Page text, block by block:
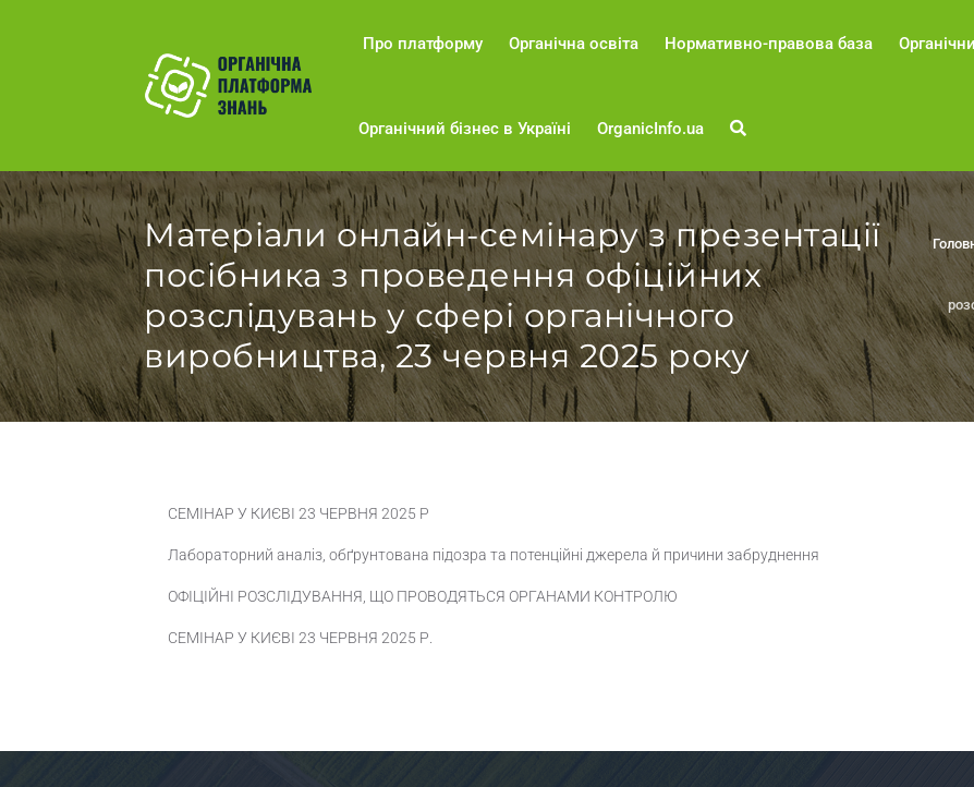
Про платформу Органічна освіта Нормативно-правова база
Органічний бізнес в Україні OrganicInfo.ua
Матеріали онлайн-семінару з презентації
посібника з проведення офіційних
розслідувань у сфері органічного
виробництва, 23 червня 2025 року
СЕМІНАР У КИЄВІ 23 ЧЕРВНЯ 2025 Р
Лабораторний аналіз, обґрунтована підозра та потенційні джерела й причини забруднення
ОФІЦІЙНІ РОЗСЛІДУВАННЯ, ЩО ПРОВОДЯТЬСЯ ОРГАНАМИ КОНТРОЛЮ
СЕМІНАР У КИЄВІ 23 ЧЕРВНЯ 2025 Р.